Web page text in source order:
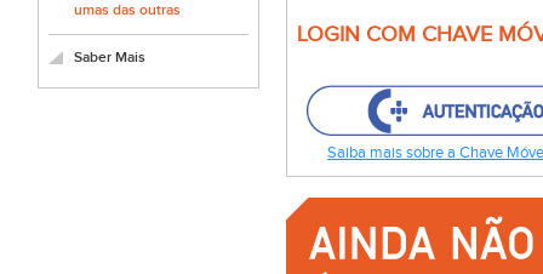
umas das outras
Saber Mais
LOGIN COM CHAVE
Saiba mais sobre a Chave